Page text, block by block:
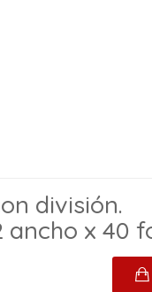
división.
ancho x 40